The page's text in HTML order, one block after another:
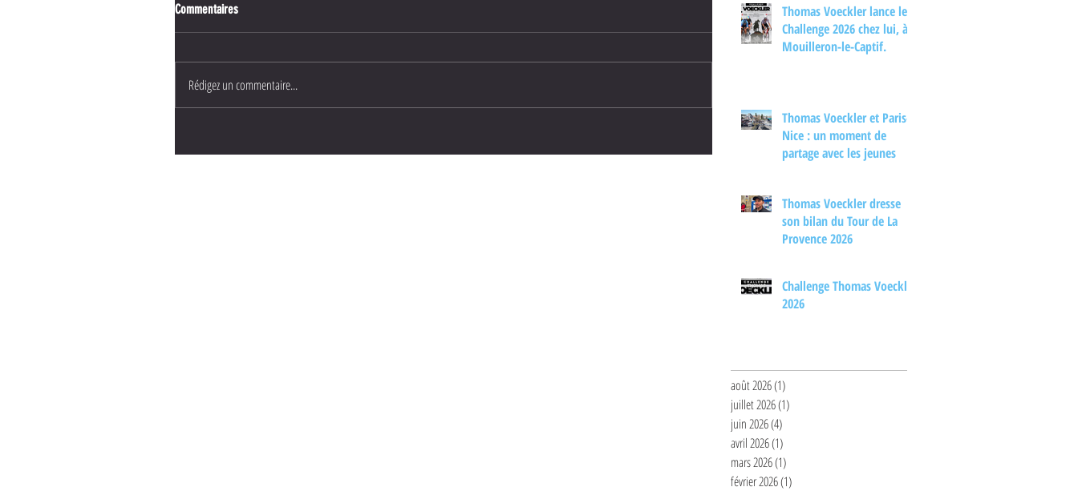
Commentaires
Rédigez un commentaire...
cyclisme
Thomas Voeckler lance le
Challenge 2026 chez lui, à
Mouilleron-le-Captif.
Thomas Voeckler et Paris-
Nice : un moment de
partage avec les jeunes
Thomas Voeckler dresse
son bilan du Tour de La
Provence 2026
Challenge Thomas Voeckler
2026
août 2026(1)
juillet 2026(1)
juin 2026(4)
avril 2026(1)
mars 2026(1)
février 2026(1)